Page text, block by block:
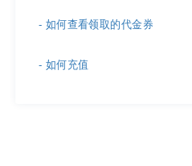
- 如何查看领取的代金券
- 如何充值